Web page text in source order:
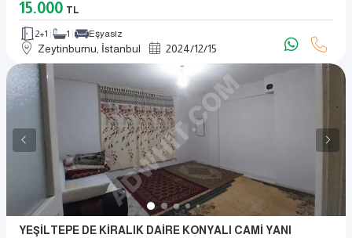
15.000 TL
2+1 1 Eşyasız
Zeytinburnu, İstanbul 2024/12/15
YEŞİLTEPE DE KİRALIK DAİRE KONYALI CAMİ YANI